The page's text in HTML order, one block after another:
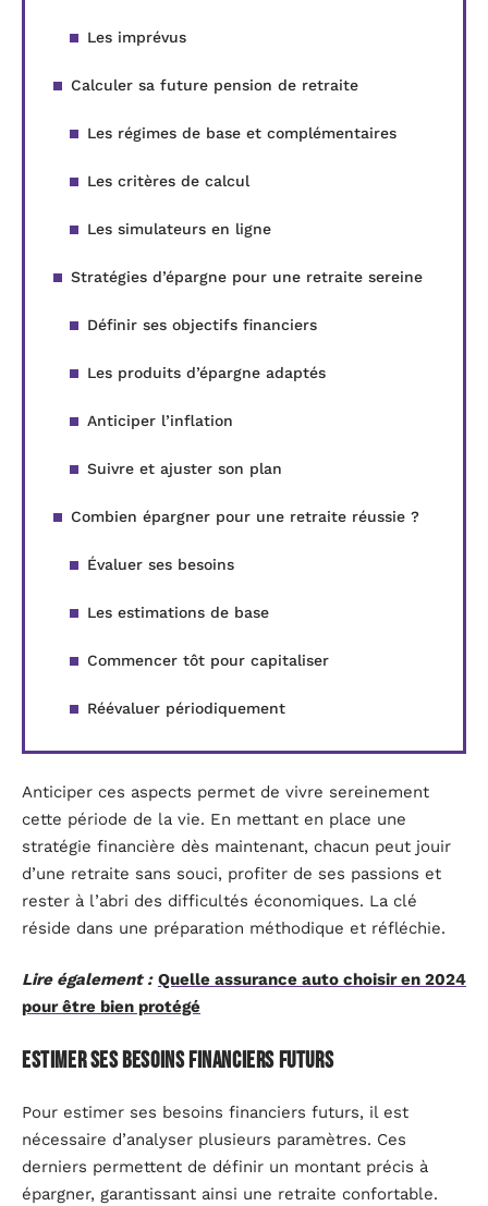
Les imprévus
Calculer sa future pension de retraite
Les régimes de base et complémentaires
Les critères de calcul
Les simulateurs en ligne
Stratégies d’épargne pour une retraite sereine
Définir ses objectifs financiers
Les produits d’épargne adaptés
Anticiper l’inflation
Suivre et ajuster son plan
Combien épargner pour une retraite réussie ?
Évaluer ses besoins
Les estimations de base
Commencer tôt pour capitaliser
Réévaluer périodiquement
Anticiper ces aspects permet de vivre sereinement
cette période de la vie. En mettant en place une
stratégie financière dès maintenant, chacun peut jouir
d’une retraite sans souci, profiter de ses passions et
rester à l’abri des difficultés économiques. La clé
réside dans une préparation méthodique et réfléchie.
Lire également : Quelle assurance auto choisir en 2024
pour être bien protégé
Estimer ses besoins financiers futurs
Pour estimer ses besoins financiers futurs, il est
nécessaire d’analyser plusieurs paramètres. Ces
derniers permettent de définir un montant précis à
épargner, garantissant ainsi une retraite confortable.